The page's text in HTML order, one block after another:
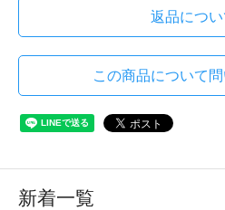
返品につい
この商品について
新着一覧